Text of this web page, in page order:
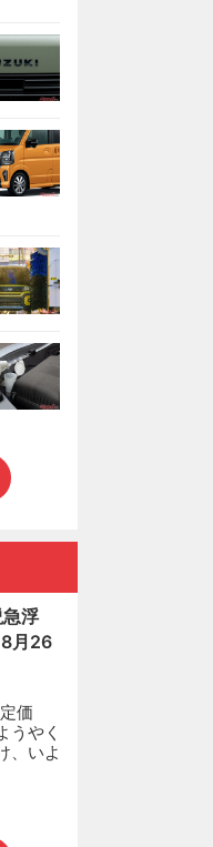
浮
8月26
価
やく
、いよ